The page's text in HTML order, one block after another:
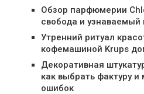
Обзор парфюмерии
свобода и узнаваемый
Утренний ритуал
кофемашиной Krups
Декоративная
как выбрать фактуру и
ошибок